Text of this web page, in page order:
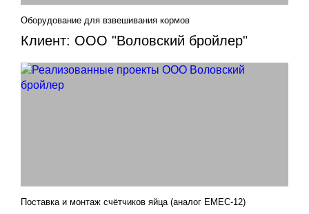
Клиент: ООО "Воловский бройлер"
Оборудование для взвешивания кормов
Поставка и монтаж счётчиков яйца (аналог EMEC-12)